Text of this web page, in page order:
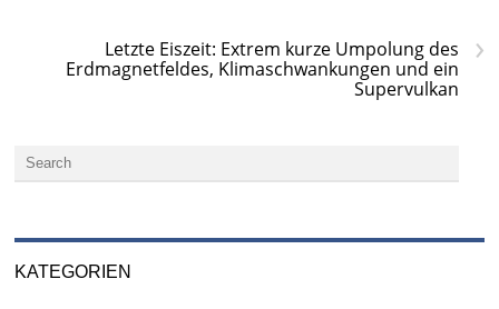
›
Letzte Eiszeit: Extrem kurze Umpolung des
Erdmagnetfeldes, Klimaschwankungen und ein
Supervulkan
KATEGORIEN